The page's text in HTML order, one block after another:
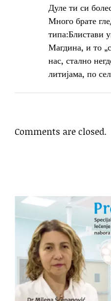
Дуле ти си
Много брате
типа:Блистави
Магдина, и то
нас, стално
литијама, по
Comments are closed.